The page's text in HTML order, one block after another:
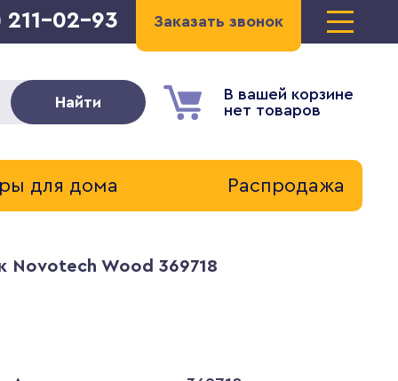
Заказать звонок
211-02-93
В вашей корзине
нет товаров
Найти
для дома Распродажа
Novotech Wood 369718